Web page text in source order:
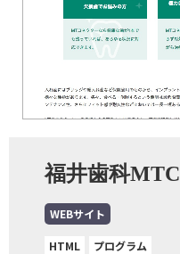
福井歯科MTC
WEBサイト
HTML プログラム